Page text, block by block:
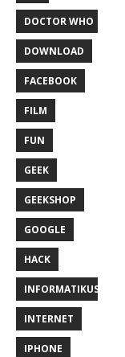
DOCTOR WHO
DOWNLOAD
FACEBOOK
FILM
FUN
GEEK
GEEKSHOP
GOOGLE
HACK
INFORMATIKUS
INTERNET
IPHONE